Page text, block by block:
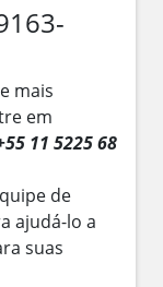
mais
em
11 5225 68
de
ajudá-lo a
suas